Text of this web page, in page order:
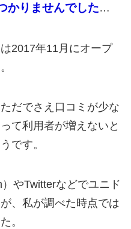
かりませんでした…
2017年11月にオープ
だでさえ口コミが少な
て利用者が増えないと
です。
やTwitterなどでユニド
、私が調べた時点では
。